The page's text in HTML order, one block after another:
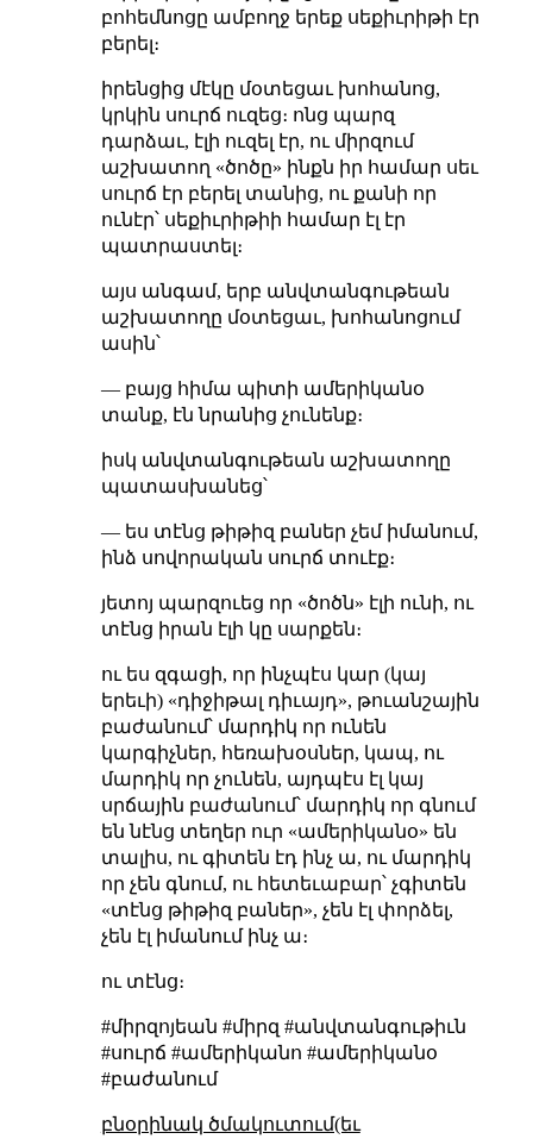
բոհեմնոցը ամբողջ երեք սեքիւրիթի էր
բերել։
իրենցից մէկը մօտեցաւ խոհանոց,
կրկին սուրճ ուզեց։ ոնց պարզ
դարձաւ, էլի ուզել էր, ու միրզում
աշխատող «ծոծը» ինքն իր համար սեւ
սուրճ էր բերել տանից, ու քանի որ
ունէր՝ սեքիւրիթիի համար էլ էր
պատրաստել։
այս անգամ, երբ անվտանգութեան
աշխատողը մօտեցաւ, խոհանոցում
ասին՝
— բայց հիմա պիտի ամերիկանօ
տանք, էն նրանից չունենք։
իսկ անվտանգութեան աշխատողը
պատասխանեց՝
— ես տէնց թիթիզ բաներ չեմ իմանում,
ինձ սովորական սուրճ տուէք։
յետոյ պարզուեց որ «ծոծն» էլի ունի, ու
տէնց իրան էլի կը սարքեն։
ու ես զգացի, որ ինչպէս կար (կայ
երեւի) «դիջիթալ դիւայդ», թուանշային
բաժանում՝ մարդիկ որ ունեն
կարգիչներ, հեռախօսներ, կապ, ու
մարդիկ որ չունեն, այդպէս էլ կայ
սրճային բաժանում՝ մարդիկ որ գնում
են նէնց տեղեր ուր «ամերիկանօ» են
տալիս, ու գիտեն էդ ինչ ա, ու մարդիկ
որ չեն գնում, ու հետեւաբար՝ չգիտեն
«տէնց թիթիզ բաներ», չեն էլ փորձել,
չեն էլ իմանում ինչ ա։
ու տէնց։
#միրզոյեան #միրզ #անվտանգութիւն
#սուրճ #ամերիկանո #ամերիկանօ
#բաժանում
բնօրինակ ծմակուտում(եւ